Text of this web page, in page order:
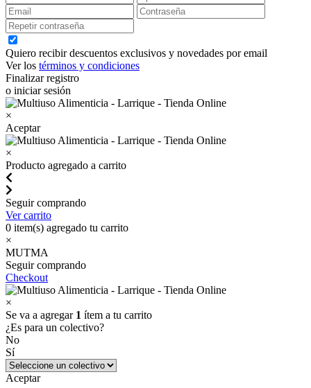
Quiero recibir descuentos exclusivos y novedades por email
Ver los términos y condiciones
Finalizar registro
o iniciar sesión
×
Aceptar
×
Producto agregado a carrito
Seguir comprando
Ver carrito
0 item(s) agregado tu carrito
×
MUTMA
Seguir comprando
Checkout
×
Se va a agregar 1 ítem a tu carrito
¿Es para un colectivo?
No
Sí
Aceptar